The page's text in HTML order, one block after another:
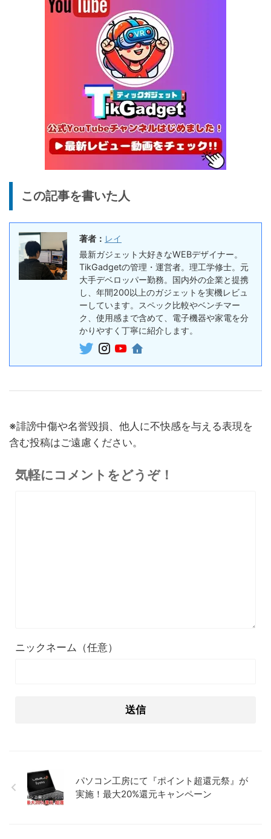
テリー駆動もできるポータブ
FPD CP10-J1 実機レビュー
| 1万円台で買えるAndroid
16搭載10.1インチタブレット
『EarFun Air Pro 4』レビュ
ー、Snapdragon Sound対
応の高コスパなワイヤレスイ
ヤホン
7,491
終了日未定
ール
AI動画生成！使い方・料金プ
ボイスレコー
ダー
『PLAUD NOTE』レビュ
ー、文字起こし＆GPT-4o要
約機能搭載、超薄型のAIボイ
スレコーダー
27,500円
26,125 円
終了日未定
『PLAUD NotePin』レビュ
ー！録音・文字起こし・要約
までこれ1台、超小型ウェア
27,500円
5%オフ
リットデメリット徹底解説
この記事を書いた人
著者： レイ
最新ガジェット大好きなWEBデザイナー。
TikGadgetの管理・運営者。理工学修士。元
大手デベロッパー勤務。国内外の企業と提携
し、年間200以上のガジェットを実機レビュ
ーしています。スペック比較やベンチマー
ク、使用感まで含めて、電子機器や家電を分
かりやすく丁寧に紹介します。
※誹謗中傷や名誉毀損、他人に不快感を与える表現を
含む投稿はご遠慮ください。
気軽にコメントをどうぞ！
ニックネーム（任意）
パソコン工房にて『ポイント超還元祭』が
実施！最大20%還元キャンペーン